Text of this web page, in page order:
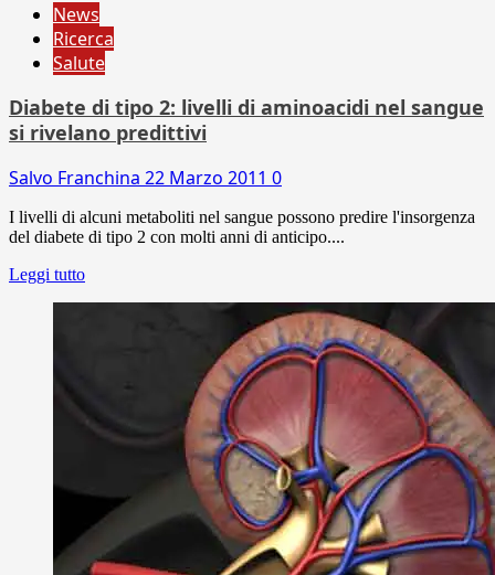
News
Ricerca
Salute
Diabete di tipo 2: livelli di aminoacidi nel sangue
si rivelano predittivi
Salvo Franchina 22 Marzo 2011 0
I livelli di alcuni metaboliti nel sangue possono predire l'insorgenza
del diabete di tipo 2 con molti anni di anticipo....
Leggi tutto